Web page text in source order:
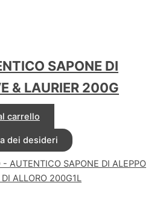
SAPONE DI
& LAURIER 200G
carrello
dei desideri